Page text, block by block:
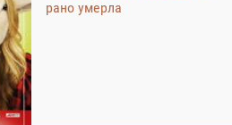
рано умерла